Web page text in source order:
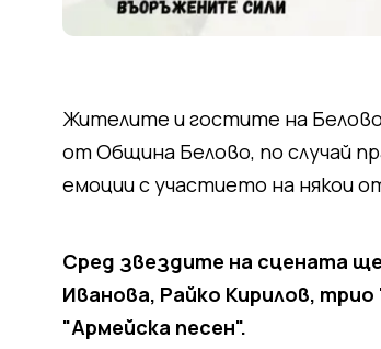
Жителите и гостите на Белово
от Община Белово, по случай
емоции с участието на някои
Сред звездите на сцената
Иванова, Райко Кирилов,
"Армейска песен".